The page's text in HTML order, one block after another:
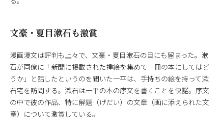
文豪・夏目漱石も激賞
漫画漫文は評判も上々で、文豪・夏目漱石の目にも留まった。漱
石が同僚に「新聞に掲載された挿絵を集めて一冊の本にしてはど
うか」と話したというのを聞いた一平は、手持ちの絵を持って漱
石宅を訪問する。漱石は一平の本の序文を書くことを快諾。序文
の中で彼の作品、特に解題（げだい）の文章（画に添えられた文
章）について激賞している。